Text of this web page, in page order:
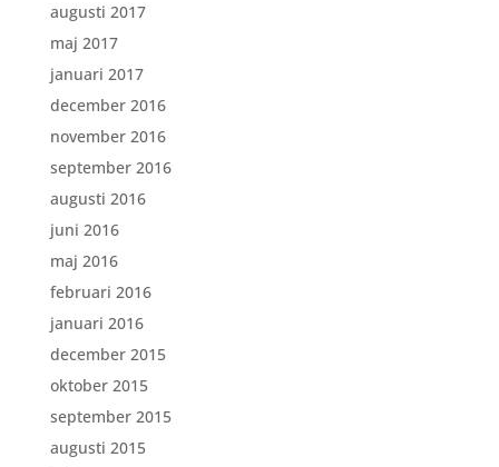
augusti 2017
maj 2017
januari 2017
december 2016
november 2016
september 2016
augusti 2016
juni 2016
maj 2016
februari 2016
januari 2016
december 2015
oktober 2015
september 2015
augusti 2015